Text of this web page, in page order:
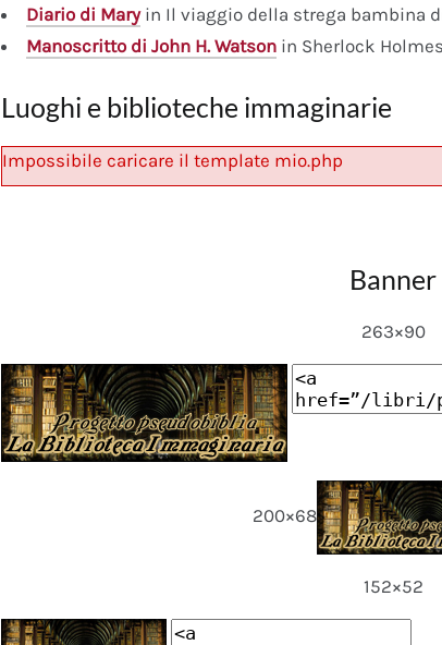
Diario di Maryin Il viaggio della strega bambina
Manoscritto di John H. Watson in Sherlock
Luoghi e biblioteche immaginarie
Impossibile caricare il template mio.php
Banner
263×90
200×68
152×52